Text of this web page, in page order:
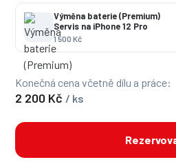
Výměna baterie (Premium)
Servis na iPhone 12 Pro
1 500 Kč
Konečná cena včetně dílu a práce:
2 200 Kč / ks